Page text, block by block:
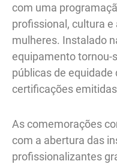
com uma
profissional, cultura
mulheres. Instalado
equipamento tornou-
públicas de equidade
certificações
As comemorações
com a abertura das
profissionalizantes